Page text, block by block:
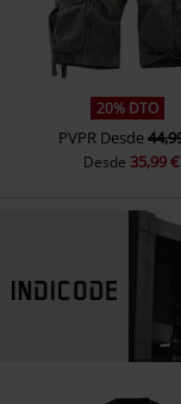
20% DTO
PVPR Desde
Desde 35,99 €